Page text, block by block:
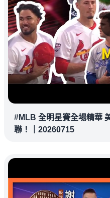
#MLB 全明星賽全場精華
聯！｜20260715